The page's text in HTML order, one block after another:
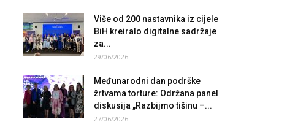
Više od 200 nastavnika iz cijele
BiH kreiralo digitalne sadržaje
za...
29/06/2026
Međunarodni dan podrške
žrtvama torture: Održana panel
diskusija „Razbijmo tišinu –...
27/06/2026